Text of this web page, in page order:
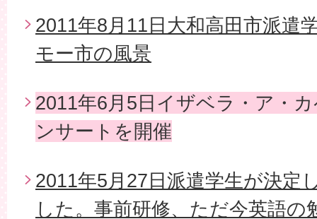
2011年8月11日大和高田市派遣
モー市の風景
2011年6月5日イザベラ・ア・
ンサートを開催
2011年5月27日派遣学生が決定
した。事前研修、ただ今英語の